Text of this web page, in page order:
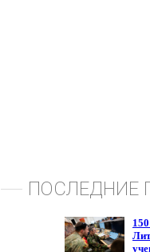
ПОСЛЕДНИЕ